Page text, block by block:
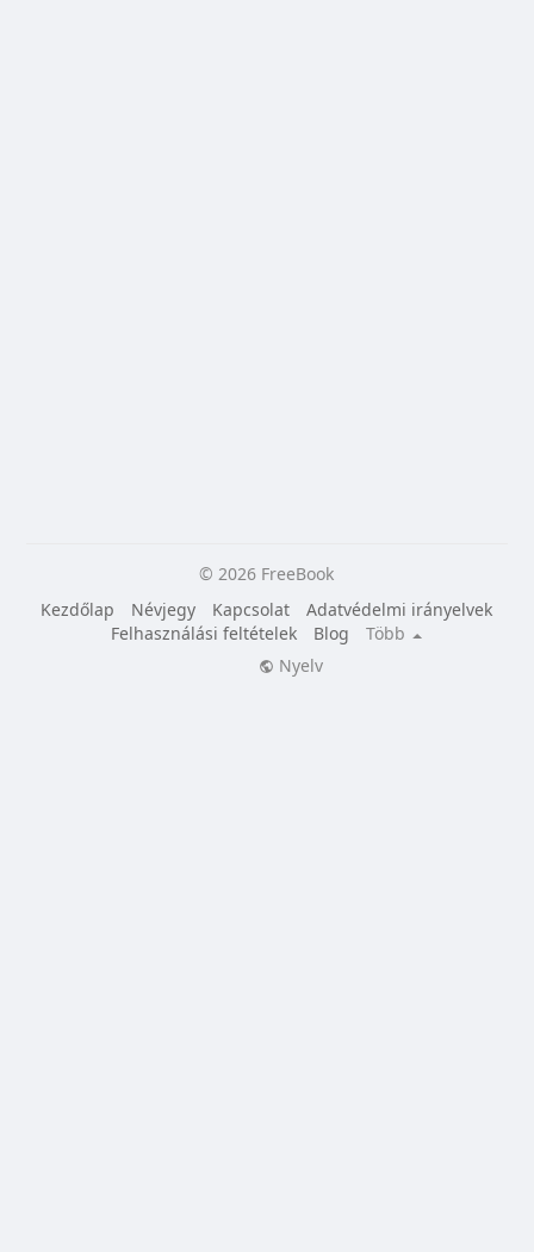
© 2026 FreeBook
Kezdőlap
Névjegy Kapcsolat
Adatvédelmi irányelvek
Felhasználási feltételek
Blog
Több
Nyelv